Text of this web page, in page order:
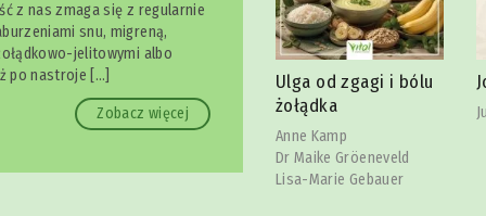
z nas zmaga się z regularnie
snu, migreną,
jelitowymi albo
po nastroje […]
Zobacz więcej
Ulga od zgagi i bólu
żołądka
Anne Kamp
Joga szczęki
Julia Reindl